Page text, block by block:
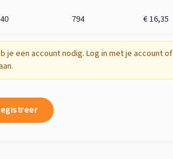
40 794 € 16,35
je een account nodig. Log in met je account of